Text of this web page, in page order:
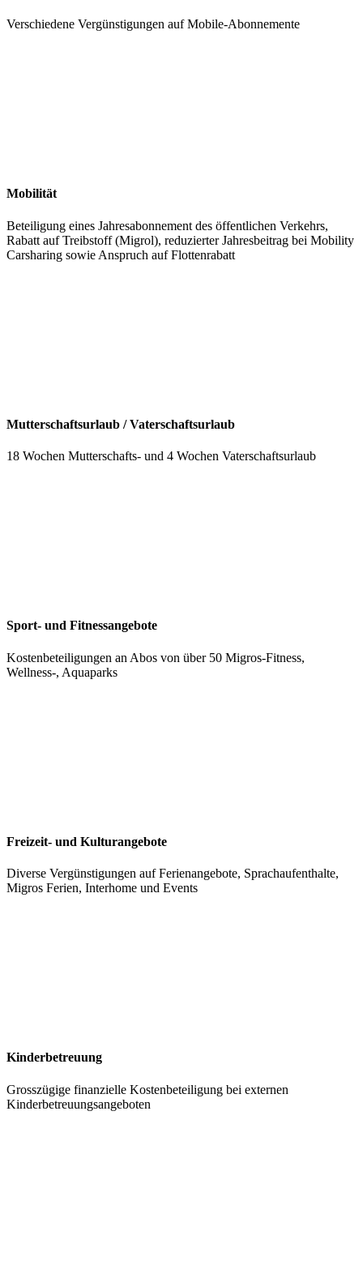
Verschiedene Vergünstigungen auf Mobile-Abonnemente
Mobilität
Beteiligung eines Jahresabonnement des öffentlichen Verkehrs,
Rabatt auf Treibstoff (Migrol), reduzierter Jahresbeitrag bei Mobility
Carsharing sowie Anspruch auf Flottenrabatt
Mutterschaftsurlaub / Vaterschaftsurlaub
18 Wochen Mutterschafts- und 4 Wochen Vaterschaftsurlaub
Sport- und Fitnessangebote
Kostenbeteiligungen an Abos von über 50 Migros-Fitness,
Wellness-, Aquaparks
Freizeit- und Kulturangebote
Diverse Vergünstigungen auf Ferienangebote, Sprachaufenthalte,
Migros Ferien, Interhome und Events
Kinderbetreuung
Grosszügige finanzielle Kostenbeteiligung bei externen
Kinderbetreuungsangeboten